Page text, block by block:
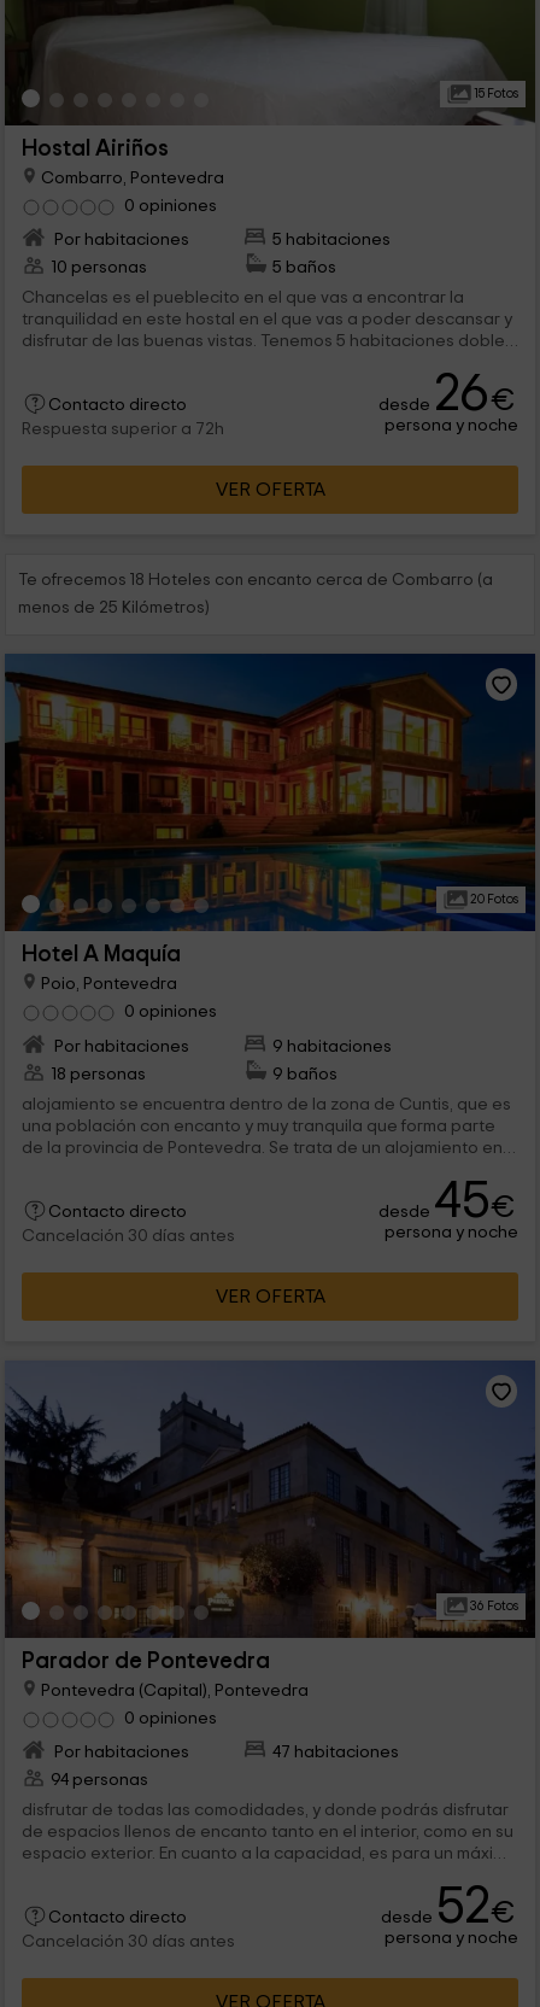
15 Fotos
Hostal Airiños
Combarro, Pontevedra
0 opiniones
Por habitaciones
5 habitaciones
10 personas
5 baños
Chancelas es el pueblecito en el que vas a encontrar la
tranquilidad en este hostal en el que vas a poder descansar y
disfrutar de las buenas vistas. Tenemos 5 habitaciones dobles
estancias comunes, donde relajarte o probar nuestra
gastronomía. ¡Ven a Pontevedra a conocernos!
Contacto directo
Respuesta superior a 72h
desde 26€
persona y noche
VER OFERTA
Te ofrecemos 18 Hoteles con encanto cerca de Combarro (a
menos de 25 Kilómetros)
20 Fotos
Hotel A Maquía
Poio, Pontevedra
0 opiniones
Por habitaciones
9 habitaciones
18 personas
9 baños
alojamiento se encuentra dentro de la zona de Cuntis, que es
una población con encanto y muy tranquila que forma parte
de la provincia de Pontevedra. Se trata de un alojamiento en
Contacto directo
Cancelación 30 días antes
desde 45€
persona y noche
VER OFERTA
36 Fotos
Parador de Pontevedra
Pontevedra (Capital), Pontevedra
0 opiniones
Por habitaciones
47 habitaciones
94 personas
disfrutar de todas las comodidades, y donde podrás disfrutar
de espacios llenos de encanto tanto en el interior, como en su
espacio exterior. En cuanto a la capacidad, es para un máximo
Contacto directo
Cancelación 30 días antes
desde 52€
persona y noche
VER OFERTA